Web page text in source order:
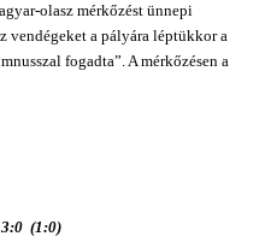
olasz mérkőzést ünnepi
vendégeket a pályára léptükkor a
fogadta”. A mérkőzésen a
(1:0)